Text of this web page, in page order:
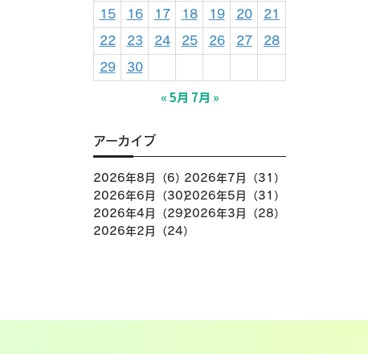
15 16 17 18 19 20 21
22 23 24 25 26 27 28
29 30
« 5月 7月 »
アーカイブ
2026年8月（6）2026年7月（31）
2026年6月（30）2026年5月（31）
2026年4月（29）2026年3月（28）
2026年2月（24）